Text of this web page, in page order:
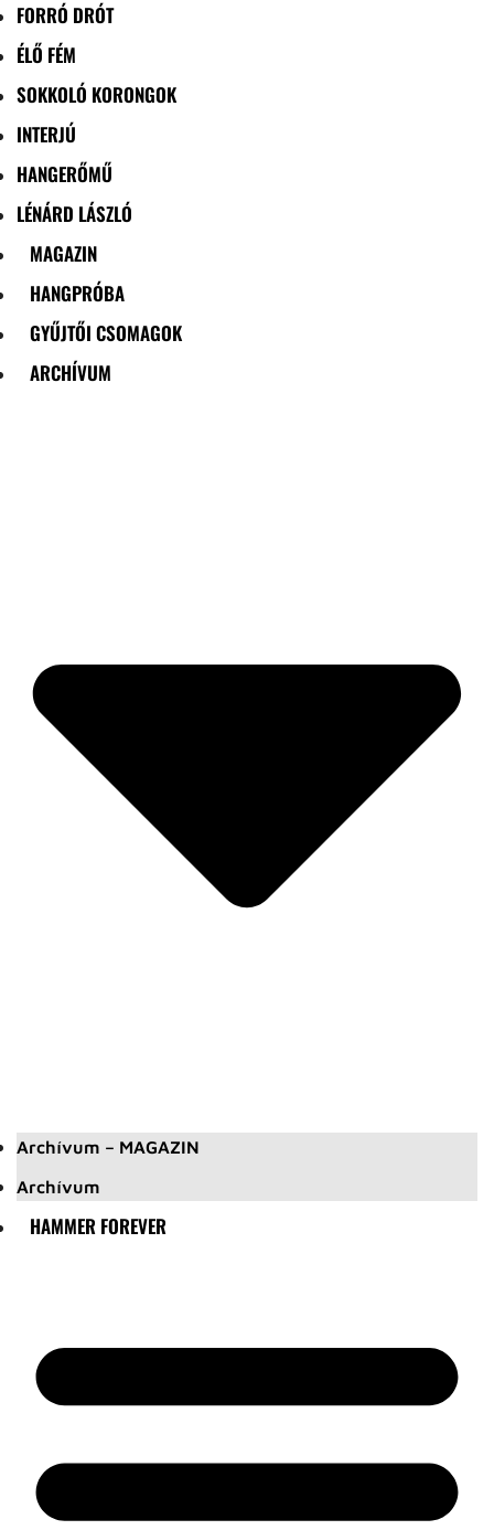
FORRÓ DRÓT
ÉLŐ FÉM
SOKKOLÓ KORONGOK
INTERJÚ
HANGERŐMŰ
LÉNÁRD LÁSZLÓ
MAGAZIN
HANGPRÓBA
GYŰJTŐI CSOMAGOK
ARCHÍVUM
Archívum – MAGAZIN
Archívum
HAMMER FOREVER